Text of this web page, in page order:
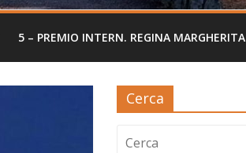
5 – PREMIO INTERN. REGINA MARGHERITA
Cerca